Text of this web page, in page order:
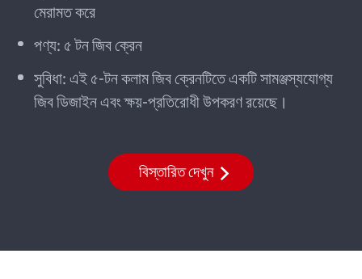
মেরামত করে
পণ্য: ৫ টন জিব ক্রেন
সুবিধা: এই ৫-টন কলাম জিব ক্রেনটিতে একটি সামঞ্জস্যযোগ্য
জিব ডিজাইন এবং ক্ষয়-প্রতিরোধী উপকরণ রয়েছে।
বিস্তারিত দেখুন